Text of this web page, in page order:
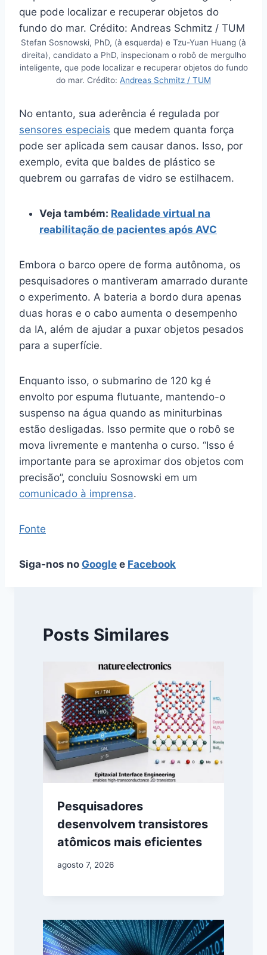
Stefan Sosnowski, PhD, (à esquerda) e Tzu-Yuan Huang (à
direita), candidato a PhD, inspecionam o robô de mergulho
inteligente, que pode localizar e recuperar objetos do fundo
do mar. Crédito: Andreas Schmitz / TUM
No entanto, sua aderência é regulada por
sensores especiais que medem quanta força
pode ser aplicada sem causar danos. Isso, por
exemplo, evita que baldes de plástico se
quebrem ou garrafas de vidro se estilhacem.
Veja também: Realidade virtual na
reabilitação de pacientes após AVC
Embora o barco opere de forma autônoma, os
pesquisadores o mantiveram amarrado durante
o experimento. A bateria a bordo dura apenas
duas horas e o cabo aumenta o desempenho
da IA, além de ajudar a puxar objetos pesados
para a superfície.
Enquanto isso, o submarino de 120 kg é
envolto por espuma flutuante, mantendo-o
suspenso na água quando as miniturbinas
estão desligadas. Isso permite que o robô se
mova livremente e mantenha o curso. “Isso é
importante para se aproximar dos objetos com
precisão”, concluiu Sosnowski em um
comunicado à imprensa.
Fonte
Siga-nos no Google e Facebook
Posts Similares
Pesquisadores
desenvolvem transistores
atômicos mais eficientes
agosto 7, 2026